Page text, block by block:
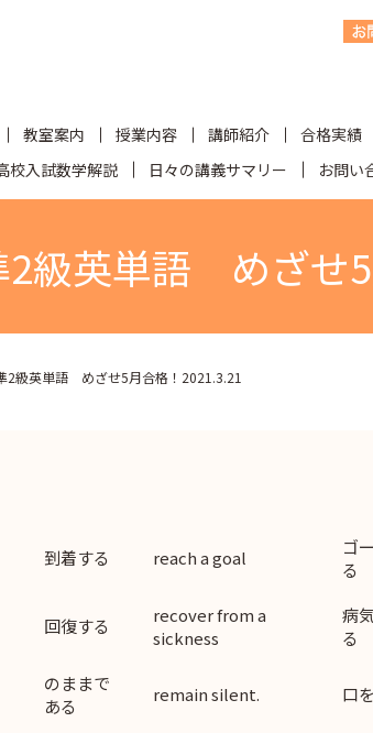
教室案内 授業内容 講師紹介 合格実績
校入試数学解説
日々の講義サマリー お問い
2級英単語 めざせ
2級英単語 めざせ5月合格！2021.3.21
到着する reach a goal
ゴ
る
回復する
recover from a
sickness
病
る
のままで
ある
remain silent. 口